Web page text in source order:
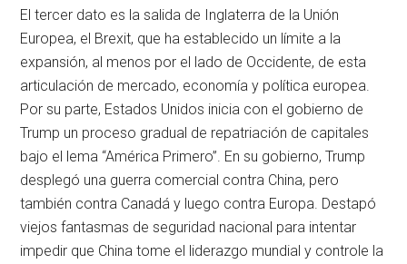
El tercer dato es la salida de Inglaterra de la Unión
Europea, el Brexit, que ha establecido un límite a la
expansión, al menos por el lado de Occidente, de esta
articulación de mercado, economía y política europea.
Por su parte, Estados Unidos inicia con el gobierno de
Trump un proceso gradual de repatriación de capitales
bajo el lema “América Primero”. En su gobierno, Trump
desplegó una guerra comercial contra China, pero
también contra Canadá y luego contra Europa. Destapó
viejos fantasmas de seguridad nacional para intentar
impedir que China tome el liderazgo mundial y controle la